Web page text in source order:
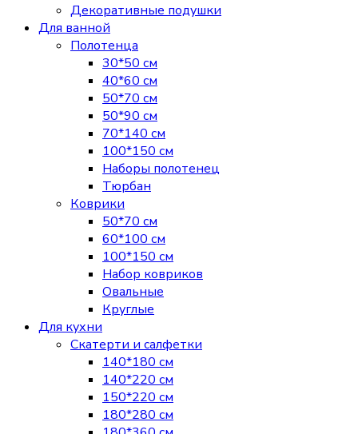
Декоративные подушки
Для ванной
Полотенца
30*50 см
40*60 см
50*70 см
50*90 см
70*140 см
100*150 см
Наборы полотенец
Тюрбан
Коврики
50*70 см
60*100 см
100*150 см
Набор ковриков
Овальные
Круглые
Для кухни
Скатерти и салфетки
140*180 см
140*220 см
150*220 см
180*280 см